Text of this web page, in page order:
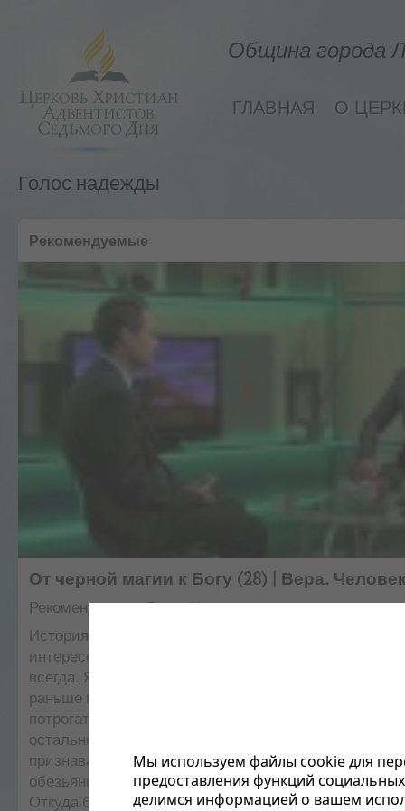
Община города
ГЛАВНАЯ О
Голос надежды
Рекомендуемые
От черной магии к Богу (28) | Вера.
РекомендуемыеГолос Надежды
История жизни: В определенный момент жизни меня
интересовать черная магия. Хотелось, чтобы
всегда. Я решился прочитать заклинание, но
раньше мне не приходилось сталкиваться. "Весь
потрогать и увидеть, то что материально и что
остальное вымыслы и сказки", — так я был
признавать тот факт, что мое происхождение, как
обезьяны. Это заставило меня искать ответы на
Откуда берется вера? Что с ней будет делать
Мы используем файлы cookie для
предоставления функций
делимся информацией о вашем